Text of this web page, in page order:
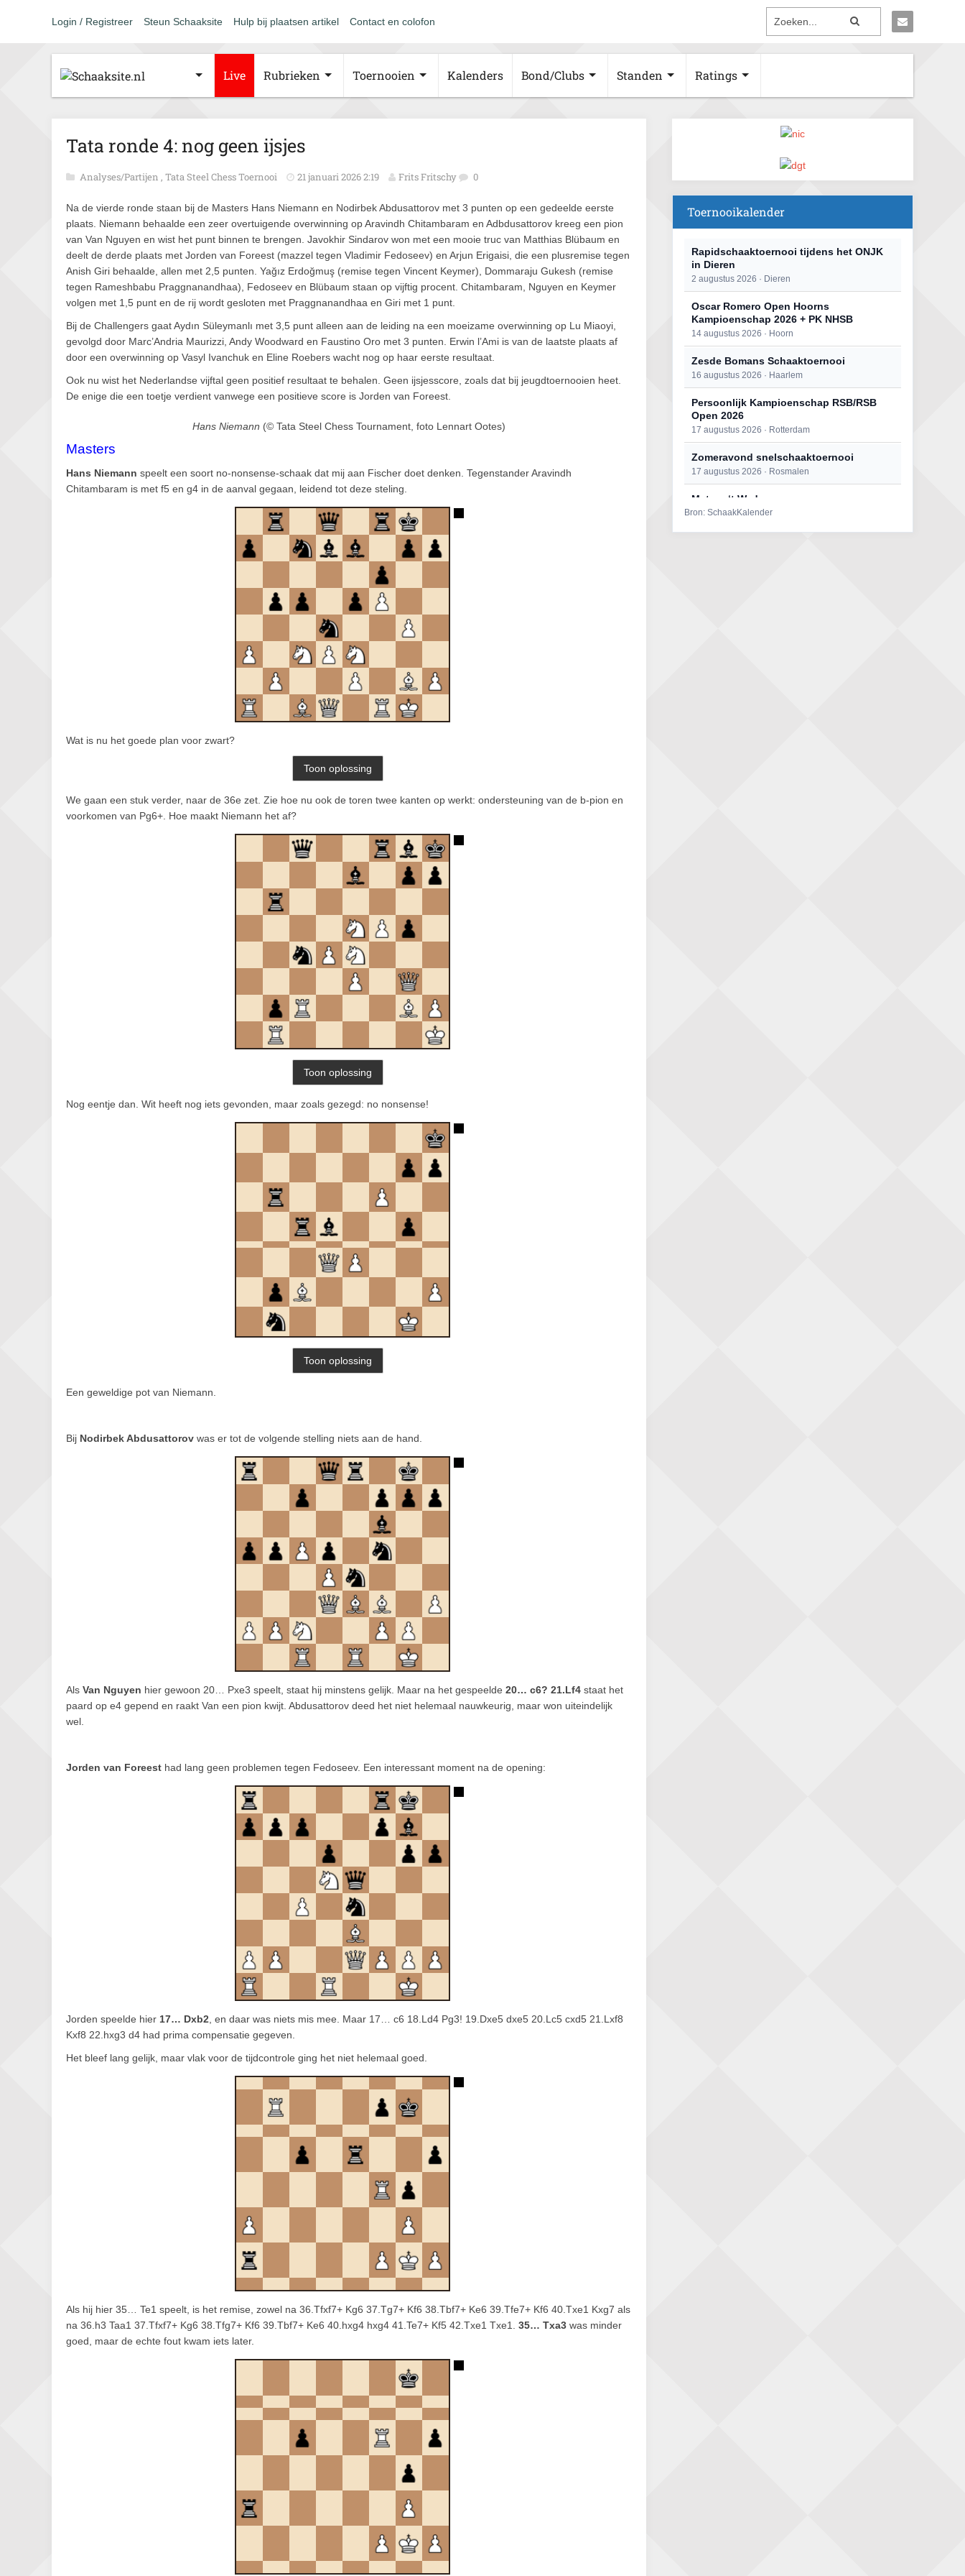
Login / Registreer Steun Schaaksite Hulp bij plaatsen artikel Contact en colofon
Live Rubrieken Toernooien Kalenders Bond/Clubs Standen Ratings
Tata ronde 4: nog geen ijsjes
Analyses/Partijen , Tata Steel Chess Toernooi 21 januari 2026 2:19 Frits Fritschy 0
Na de vierde ronde staan bij de Masters Hans Niemann en Nodirbek Abdusattorov met 3 punten op een gedeelde eerste
plaats. Niemann behaalde een zeer overtuigende overwinning op Aravindh Chitambaram en Adbdusattorov kreeg een pion
van Van Nguyen en wist het punt binnen te brengen. Javokhir Sindarov won met een mooie truc van Matthias Blübaum en
deelt de derde plaats met Jorden van Foreest (mazzel tegen Vladimir Fedoseev) en Arjun Erigaisi, die een plusremise tegen
Anish Giri behaalde, allen met 2,5 punten. Yağız Erdoğmuş (remise tegen Vincent Keymer), Dommaraju Gukesh (remise
tegen Rameshbabu Praggnanandhaa), Fedoseev en Blübaum staan op vijftig procent. Chitambaram, Nguyen en Keymer
volgen met 1,5 punt en de rij wordt gesloten met Praggnanandhaa en Giri met 1 punt.
Bij de Challengers gaat Aydın Süleymanlı met 3,5 punt alleen aan de leiding na een moeizame overwinning op Lu Miaoyi,
gevolgd door Marc’Andria Maurizzi, Andy Woodward en Faustino Oro met 3 punten. Erwin l’Ami is van de laatste plaats af
door een overwinning op Vasyl Ivanchuk en Eline Roebers wacht nog op haar eerste resultaat.
Ook nu wist het Nederlandse vijftal geen positief resultaat te behalen. Geen ijsjesscore, zoals dat bij jeugdtoernooien heet.
De enige die een toetje verdient vanwege een positieve score is Jorden van Foreest.
Hans Niemann (© Tata Steel Chess Tournament, foto Lennart Ootes)
Masters
Hans Niemann speelt een soort no-nonsense-schaak dat mij aan Fischer doet denken. Tegenstander Aravindh
Chitambaram is met f5 en g4 in de aanval gegaan, leidend tot deze steling.
Wat is nu het goede plan voor zwart?
We gaan een stuk verder, naar de 36e zet. Zie hoe nu ook de toren twee kanten op werkt: ondersteuning van de b-pion en
voorkomen van Pg6+. Hoe maakt Niemann het af?
Nog eentje dan. Wit heeft nog iets gevonden, maar zoals gezegd: no nonsense!
Een geweldige pot van Niemann.
Bij Nodirbek Abdusattorov was er tot de volgende stelling niets aan de hand.
Als Van Nguyen hier gewoon 20… Pxe3 speelt, staat hij minstens gelijk. Maar na het gespeelde 20… c6? 21.Lf4 staat het
paard op e4 gepend en raakt Van een pion kwijt. Abdusattorov deed het niet helemaal nauwkeurig, maar won uiteindelijk
wel.
Jorden van Foreest had lang geen problemen tegen Fedoseev. Een interessant moment na de opening:
Jorden speelde hier 17… Dxb2 , en daar was niets mis mee. Maar 17… c6 18.Ld4 Pg3! 19.Dxe5 dxe5 20.Lc5 cxd5 21.Lxf8
Kxf8 22.hxg3 d4 had prima compensatie gegeven.
Het bleef lang gelijk, maar vlak voor de tijdcontrole ging het niet helemaal goed.
Als hij hier 35… Te1 speelt, is het remise, zowel na 36.Tfxf7+ Kg6 37.Tg7+ Kf6 38.Tbf7+ Ke6 39.Tfe7+ Kf6 40.Txe1 Kxg7 als
na 36.h3 Taa1 37.Tfxf7+ Kg6 38.Tfg7+ Kf6 39.Tbf7+ Ke6 40.hxg4 hxg4 41.Te7+ Kf5 42.Txe1 Txe1. 35… Txa3 was minder
goed, maar de echte fout kwam iets later.
Toernooikalender
Rapidschaaktoernooi tijdens het ONJK
in Dieren
2 augustus 2026 · Dieren
Oscar Romero Open Hoorns
Kampioenschap 2026 + PK NHSB
14 augustus 2026 · Hoorn
Zesde Bomans Schaaktoernooi
16 augustus 2026 · Haarlem
Persoonlijk Kampioenschap RSB/RSB
Open 2026
17 augustus 2026 · Rotterdam
Zomeravond snelschaaktoernooi
17 augustus 2026 · Rosmalen
Mat op ‘t Wad
22 augustus 2026 · Den Burg, Texel
Bron: SchaakKalender